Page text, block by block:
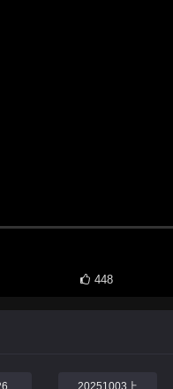
448
20251003上